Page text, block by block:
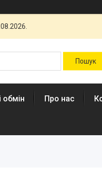
обмін Про нас